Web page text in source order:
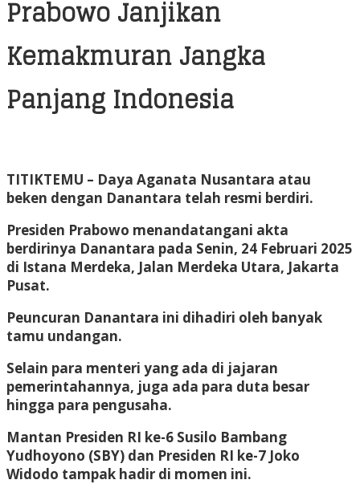
Prabowo Janjikan
Kemakmuran Jangka
Panjang Indonesia
TITIKTEMU – Daya Aganata Nusantara atau
beken dengan Danantara telah resmi berdiri.
Presiden Prabowo menandatangani akta
berdirinya Danantara pada Senin, 24 Februari 2025
di Istana Merdeka, Jalan Merdeka Utara, Jakarta
Pusat.
Peuncuran Danantara ini dihadiri oleh banyak
tamu undangan.
Selain para menteri yang ada di jajaran
pemerintahannya, juga ada para duta besar
hingga para pengusaha.
Mantan Presiden RI ke-6 Susilo Bambang
Yudhoyono (SBY) dan Presiden RI ke-7 Joko
Widodo tampak hadir di momen ini.